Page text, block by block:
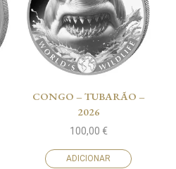
CONGO – TUBARÃO –
2026
100,00 €
ADICIONAR